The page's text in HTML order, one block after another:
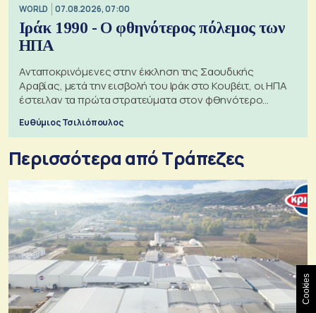
WORLD 07.08.2026, 07:00
Ιράκ 1990 - Ο φθηνότερος πόλεμος των
ΗΠΑ
Ανταποκρινόμενες στην έκκληση της Σαουδικής
Αραβίας, μετά την εισβολή του Ιράκ στο Κουβέιτ, οι ΗΠΑ
έστειλαν τα πρώτα στρατεύματα στον φθηνότερο
Ευθύμιος Τσιλιόπουλος
Περισσότερα από Τράπεζες
Cookies